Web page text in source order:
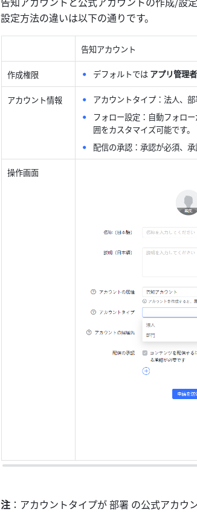
設定方法の違いは以下の通りです。
告知アカウント
作成権限 デフォルトでは アプリ管理
アカウント情報
アカウントタイプ：法人、部
フォロー設定：自動フォロ
囲をカスタマイズ可能です。
配信の承認：承認が必須、承
操作画面
注 ：アカウントタイプが 部署 の公式アカ